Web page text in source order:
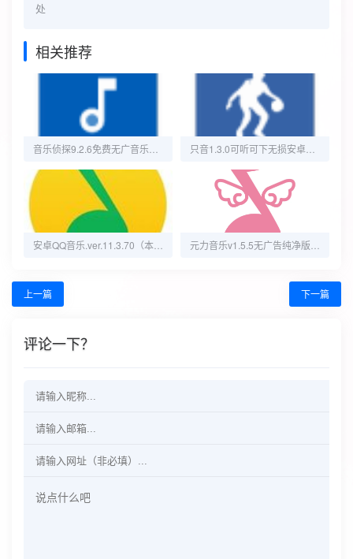
处
相关推荐
上一篇 下一篇
评论一下？